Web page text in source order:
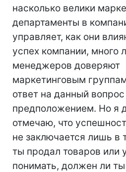
насколько велики
департаменты в
управляет, как они
успех компании, много
менеджеров доверяют
маркетинговым
ответ на данный
предположением. Но я
отмечаю, что
не заключается лишь в
ты продал товаров или
понимать, должен ли